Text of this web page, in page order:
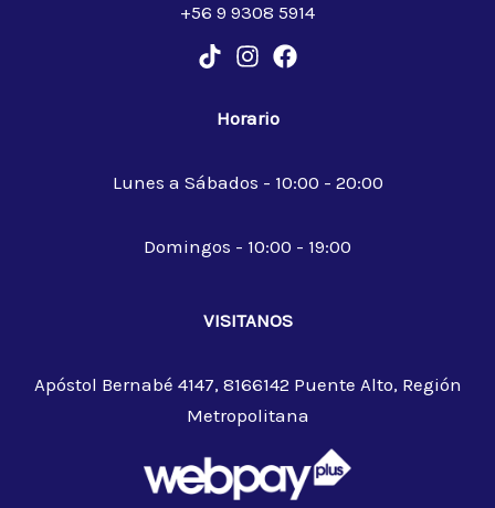
+56 9 9308 5914
Horario
Lunes a Sábados - 10:00 - 20:00
Domingos - 10:00 - 19:00
VISITANOS
Apóstol Bernabé 4147, 8166142 Puente Alto, Región
Metropolitana